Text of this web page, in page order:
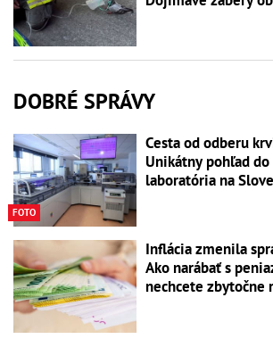
DOBRÉ SPRÁVY
FOTO
Cesta od odberu
Unikátny pohľad
laboratória na
Inflácia zmenila
Ako narábať s
nechcete zbytočne